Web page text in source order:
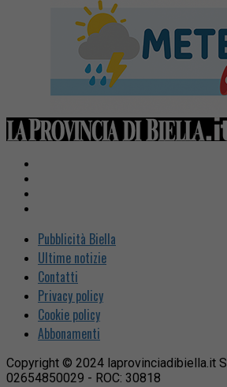
Pubblicità Biella
Ultime notizie
Contatti
Privacy policy
Cookie policy
Abbonamenti
Copyright © 2024 laprovinciadibiella.it
02654850029 - ROC: 30818